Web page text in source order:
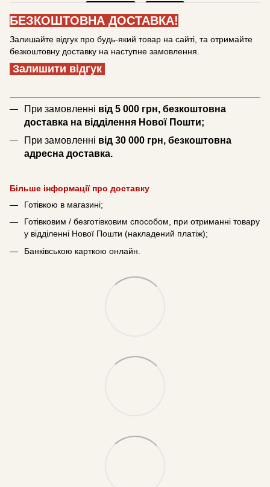
БЕЗКОШТОВНА ДОСТАВКА!
Залишайте відгук про будь-який товар на сайті, та отримайте
безкоштовну доставку на наступне замовлення.
Залишити відгук
При замовленні від 5 000 грн, безкоштовна
доставка на відділення Нової Пошти;
При замовленні від 30 000 грн, безкоштовна
адресна доставка.
Більше інформації про доставку
Готівкою в магазині;
Готівковим / безготівковим способом, при отриманні товару
у відділенні Нової Пошти (накладений платіж);
Банківською карткою онлайн.